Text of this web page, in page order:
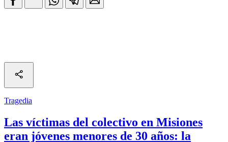
Tragedia
Las víctimas del colectivo en Misiones
eran jóvenes menores de 30 años: la